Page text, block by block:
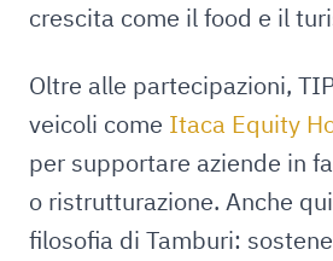
crescita come il food e il
Oltre alle partecipazioni,
veicoli come Itaca Equity
per supportare aziende in
o ristrutturazione. Anche
filosofia di Tamburi: